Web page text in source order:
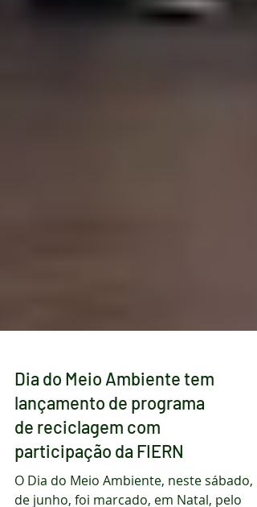
Dia do Meio Ambiente tem
lançamento de programa
de reciclagem com
participação da FIERN